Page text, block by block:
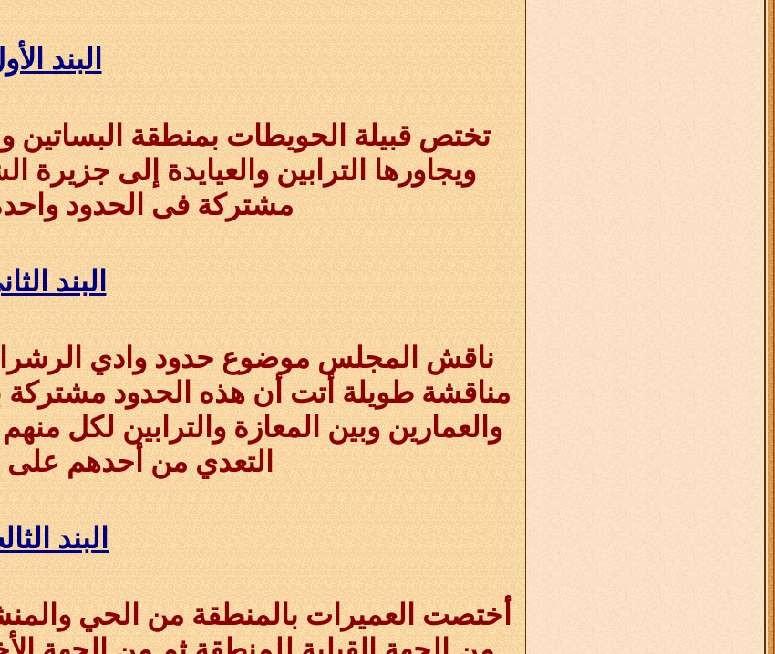
البند
تختص قبيلة الحويطات بمنطقة
ويجاورها الترابين والعيايدة إلى
مشتركة فى الحدود
البند
ناقش المجلس موضوع حدود وادي
مناقشة طويلة أتت أن هذه الحدود مشتركة
والعمارين وبين المعازة والترابين لكل
التعدي من أحدهم
البند
أختصت العميرات بالمنطقة من الحي